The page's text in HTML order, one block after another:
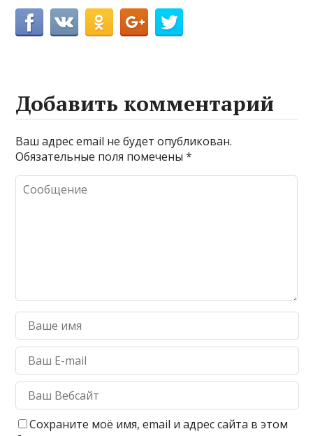
Добавить комментарий
Ваш адрес email не будет опубликован.
Обязательные поля помечены*
Сохраните моё имя, email и адрес сайта в этом